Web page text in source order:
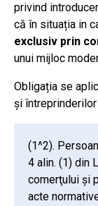
privind
că în situația in
exclusiv prin
unui mijloc
Obligația se
și
(1^2).
4 alin. (1) din
comerţului şi
acte